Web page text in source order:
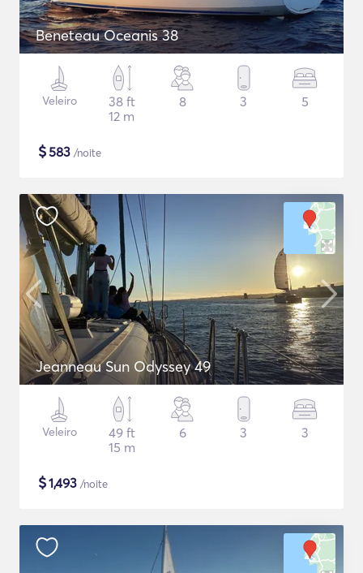
Beneteau Oceanis 38
Veleiro
38 ft
12 m
8 3 5
$583 /noite
Jeanneau Sun Odyssey 49
Veleiro
49 ft
15 m
6 3 3
$1,493 /noite